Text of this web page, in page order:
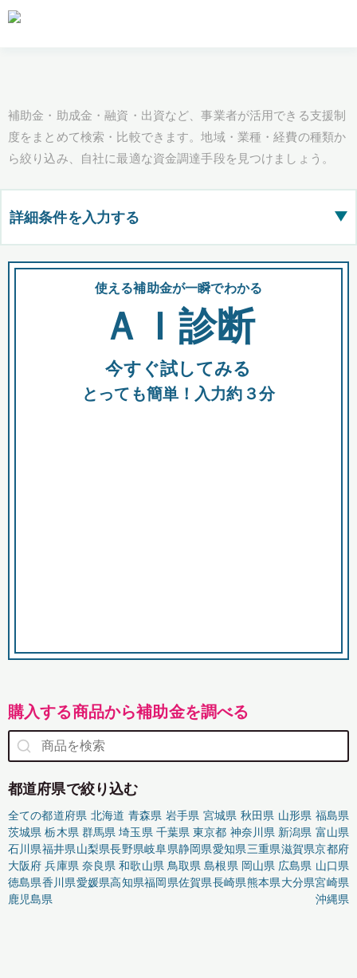
補助金・助成金・融資・出資など、事業者が活用できる支援制
度をまとめて検索・比較できます。地域・業種・経費の種類か
ら絞り込み、自社に最適な資金調達手段を見つけましょう。
詳細条件を入力する ▶
都道府県
全国の検索結果を含めて表示
助成金 融資 出資
使える補助金が一瞬でわかる
ＡＩ診断
今すぐ試してみる
とっても簡単！入力約３分
購入する商品から補助金を調べる
都道府県で絞り込む
全ての都道府県 北海道 青森県 岩手県 宮城県 秋田県 山形県 福島県
茨城県 栃木県 群馬県 埼玉県 千葉県 東京都 神奈川県 新潟県 富山県
石川県福井県山梨県長野県岐阜県静岡県愛知県三重県滋賀県京都府
大阪府 兵庫県 奈良県 和歌山県 鳥取県 島根県 岡山県 広島県 山口県
徳島県香川県愛媛県高知県福岡県佐賀県長崎県熊本県大分県宮崎県
鹿児島県
沖縄県